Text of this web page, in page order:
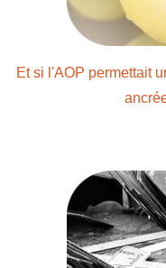
Et si l'AOP permettait